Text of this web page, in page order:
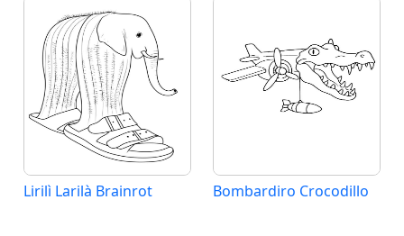
Lirilì Larilà Brainrot Bombardiro Crocodillo